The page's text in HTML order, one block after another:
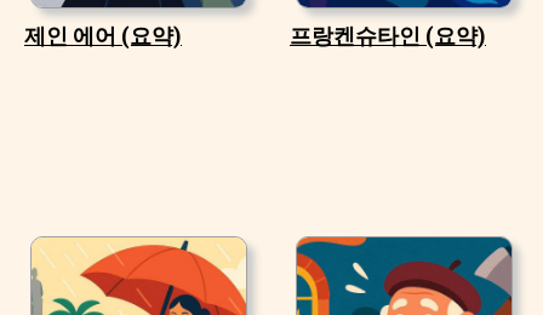
제인 에어 (요약) 프랑켄슈타인 (요약)